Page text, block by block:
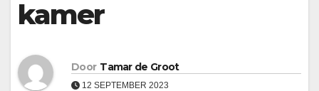
kamer
Door Tamar de Groot
12 SEPTEMBER 2023